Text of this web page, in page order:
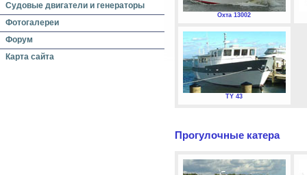
Судовые двигатели и генераторы
Фотогалереи
Форум
Карта сайта
Охта 13002
TY 43
Прогулочные катера